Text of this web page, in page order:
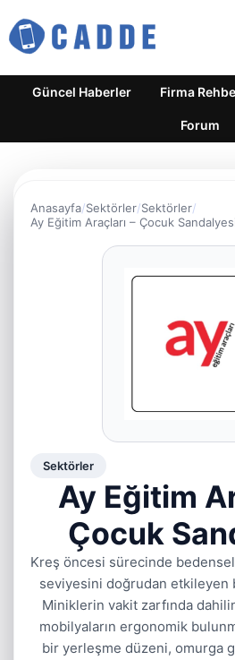
Güncel Haberler Firma
Forum
Anasayfa Sektörler Sektörler
Ay Eğitim Araçları – Çocuk Sandalyesi
Sektörler
Ay Eğitim
Çocuk
Kreş öncesi sürecinde
seviyesini doğrudan etkileyen
Miniklerin vakit zarfında
mobilyaların ergonomik
bir yerleşme düzeni, omurga